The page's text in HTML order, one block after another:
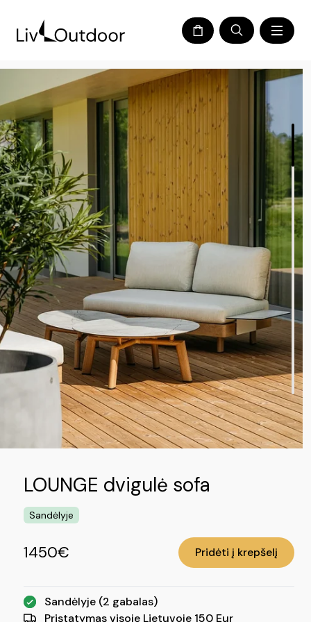
LOUNGE dvigulė sofa
Sandėlyje
1450€ Pridėti į krepšelį
Sandėlyje (2 gabalas)
Pristatymas visoje Lietuvoje 150 Eur